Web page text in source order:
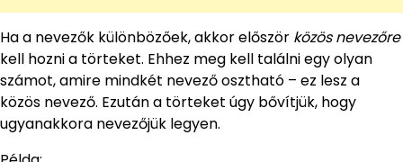
Ha a nevezők különbözőek, akkor először közös nevezőre
kell hozni a törteket. Ehhez meg kell találni egy olyan
számot, amire mindkét nevező osztható – ez lesz a
közös nevező. Ezután a törteket úgy bővítjük, hogy
ugyanakkora nevezőjük legyen.